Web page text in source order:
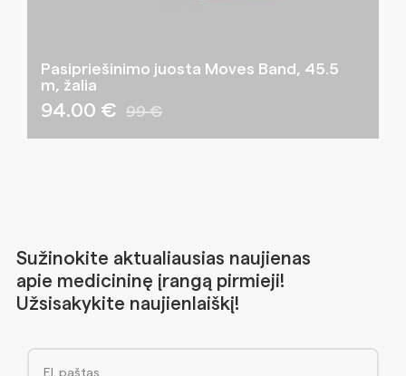
Pasipriešinimo juosta Moves Band, 45.5
m, žalia
94.00 € 99 €
Sužinokite aktualiausias naujienas
apie medicininę įrangą pirmieji!
Užsisakykite naujienlaiškį!